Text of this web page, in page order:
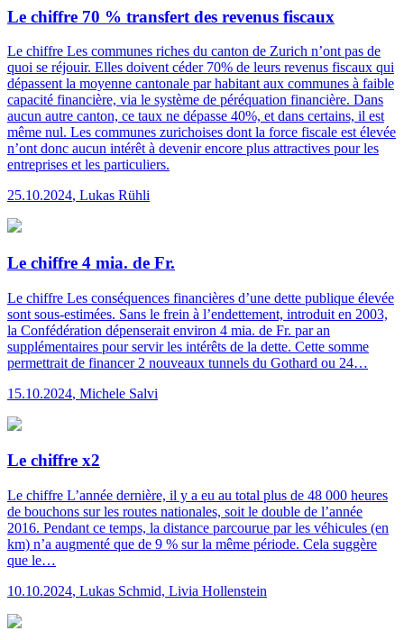
Le chiffre 70 % transfert des revenus fiscaux
Le chiffre Les communes riches du canton de Zurich n’ont pas de
quoi se réjouir. Elles doivent céder 70% de leurs revenus fiscaux qui
dépassent la moyenne cantonale par habitant aux communes à faible
capacité financière, via le système de péréquation financière. Dans
aucun autre canton, ce taux ne dépasse 40%, et dans certains, il est
même nul. Les communes zurichoises dont la force fiscale est élevée
n’ont donc aucun intérêt à devenir encore plus attractives pour les
entreprises et les particuliers.
25.10.2024, Lukas Rühli
Le chiffre 4 mia. de Fr.
Le chiffre Les conséquences financières d’une dette publique élevée
sont sous-estimées. Sans le frein à l’endettement, introduit en 2003,
la Confédération dépenserait environ 4 mia. de Fr. par an
supplémentaires pour servir les intérêts de la dette. Cette somme
permettrait de financer 2 nouveaux tunnels du Gothard ou 24…
15.10.2024, Michele Salvi
Le chiffre x2
Le chiffre L’année dernière, il y a eu au total plus de 48 000 heures
de bouchons sur les routes nationales, soit le double de l’année
2016. Pendant ce temps, la distance parcourue par les véhicules (en
km) n’a augmenté que de 9 % sur la même période. Cela suggère
que le…
10.10.2024, Lukas Schmid, Livia Hollenstein